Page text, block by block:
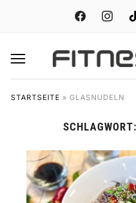
facebook instagram
STARTSEITE » GLASNUDELN
SCHLAGWORT: